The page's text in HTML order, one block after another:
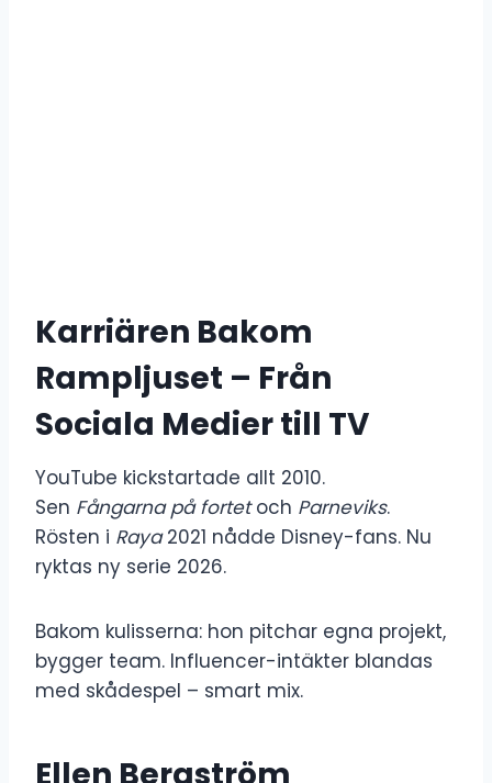
Karriären Bakom
Rampljuset – Från
Sociala Medier till TV
YouTube kickstartade allt 2010.
Sen Fångarna på fortetoch Parneviks.
Rösten i Raya2021 nådde Disney-fans. Nu
ryktas ny serie 2026.
Bakom kulisserna: hon pitchar egna projekt,
bygger team. Influencer-intäkter blandas
med skådespel – smart mix.
Ellen Bergström